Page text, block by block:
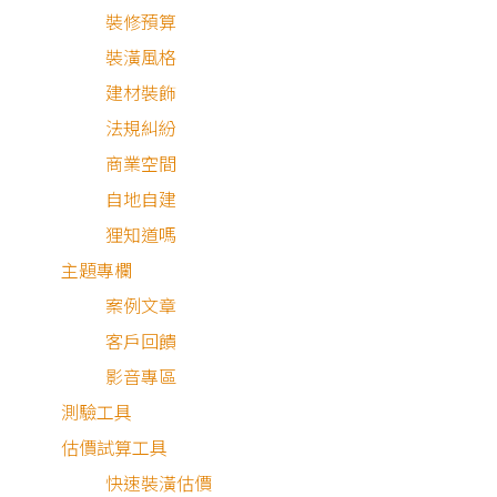
裝修預算
裝潢風格
建材裝飾
法規糾紛
商業空間
自地自建
狸知道嗎
主題專欄
案例文章
客戶回饋
影音專區
測驗工具
估價試算工具
快速裝潢估價
屋主需求與設計理念
屋主三代同住，設計師為因應不同年齡層對生活氛圍的期待
設計上捨棄複雜的高彩度，以低調簡約色系為主，搭配實用
帶有質感的系統櫃、穿插細緻金屬材料，為整體增添低調奢
感。燈光部分以櫃體LED條狀燈具補足基礎照明，襯上天花
間接照明、帶有紋理感的灰調電視牆，營造柔和氛圍。臥室
分以木與白搭配，並規劃充足系統櫃收納，打造24坪現代風
舒適居所。